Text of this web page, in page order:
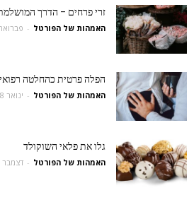
זרי פרחים – הדרך המושלמת
האמהות של הפורטל - פברואר 5,
הפלה פרטית כהחלטה
האמהות של הפורטל - ינואר 18, 2026
גלו את פלאי השוקולד
האמהות של הפורטל - דצמבר 29, 2025